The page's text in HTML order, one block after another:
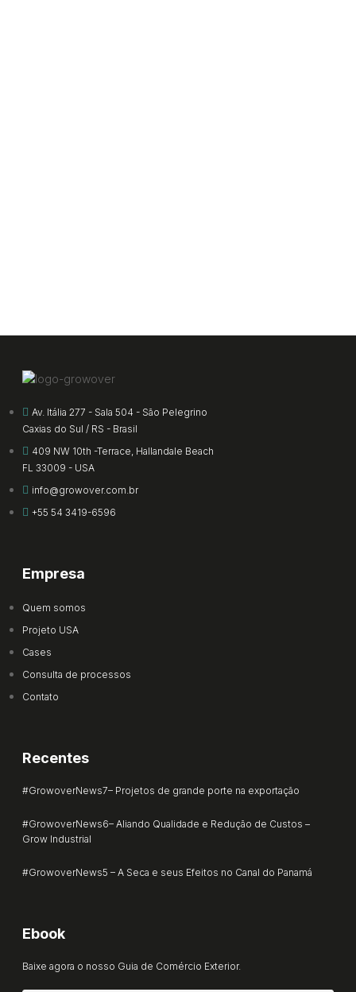
Av. Itália 277 - Sala 504 - São Pelegrino
Caxias do Sul / RS - Brasil
409 NW 10th -Terrace, Hallandale Beach
FL 33009 - USA
info@growover.com.br
+55 54 3419-6596
Empresa
Quem somos
Projeto USA
Cases
Consulta de processos
Contato
Recentes
#GrowoverNews7– Projetos de grande porte na exportação
#GrowoverNews6– Aliando Qualidade e Redução de Custos –
Grow Industrial
#GrowoverNews5 – A Seca e seus Efeitos no Canal do Panamá
Ebook
Baixe agora o nosso Guia de Comércio Exterior.